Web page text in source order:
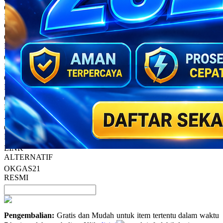
rata.
Read
13
Reviews.
Tautan
halaman
yang
sama.
Only
left
HT OFFICIAL
OKGAS21
OKGAS21
LOGIN
OKGAS21
DAFTAR
OKGAS21
LINK
OKGAS21
LINK
ALTERNATIF
OKGAS21
PROMO
LINK
ALTERNATIF
OKGAS21
RESMI
Pengembalian: Gratis dan Mudah untuk item tertentu dalam waktu